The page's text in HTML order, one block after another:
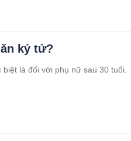
kỷ tử?
là đối với phụ nữ sau 30 tuổi.